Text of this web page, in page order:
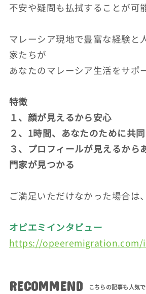
不安や疑問も払拭することが可
マレーシア現地で豊富な経験と
家たちが
あなたのマレーシア生活をサポ
特徴
１、顔が見えるから安心
２、1時間、あなたのために共
３、プロフィールが見えるから
門家が見つかる
ご満足いただけなかった場合は
オピエミインタビュー
https://
RECOMMEND